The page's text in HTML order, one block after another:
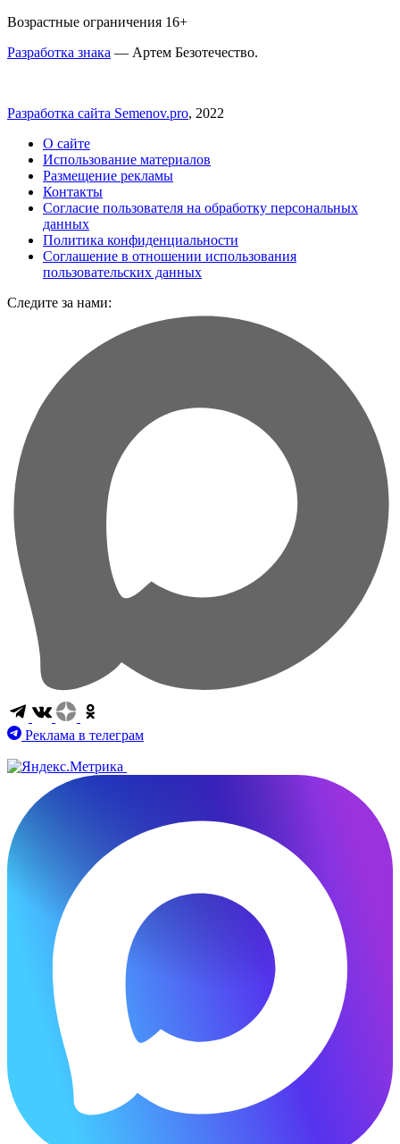
Возрастные ограничения 16+
Разработка знака — Артем Безотечество.
Разработка сайта Semenov.pro, 2022
О сайте
Использование материалов
Размещение рекламы
Контакты
Согласие пользователя на обработку персональных
данных
Политика конфиденциальности
Соглашение в отношении использования
пользовательских данных
Следите за нами:
Реклама в телеграм